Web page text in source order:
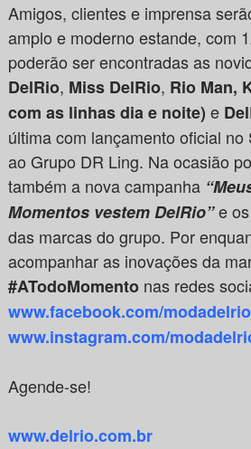
Amigos, clientes e imprensa
amplo e moderno estande, com
poderão ser encontradas as
DelRio, Miss DelRio, Rio Man,
com as linhas dia e noite) e
última com lançamento oficial
ao Grupo DR Ling. Na ocasião
também a nova campanha “
Momentos vestem DelRio”e os
das marcas do grupo. Por
acompanhar as inovações da
#ATodoMomentonas redes
www.facebook.com/modadelrio
www.instagram.com/
Agende-se!
www.delrio.com.br